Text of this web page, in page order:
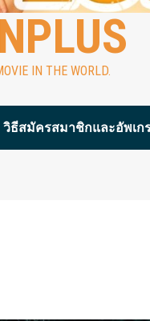
IN THE WORLD.
วิธีสมัครสมาชิกและอัพเกร